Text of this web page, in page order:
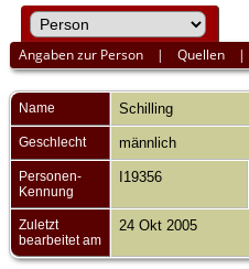
Angaben zur Person |Quellen
Name Schilling
Geschlecht männlich
Personen-
Kennung
I19356
Zuletzt
bearbeitet am
24 Okt 2005